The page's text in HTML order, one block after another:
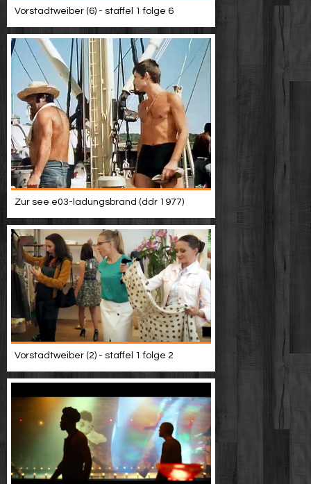
Vorstadtweiber (6) - staffel 1 folge 6
Zur see e03-ladungsbrand (ddr 1977)
Vorstadtweiber (2) - staffel 1 folge 2